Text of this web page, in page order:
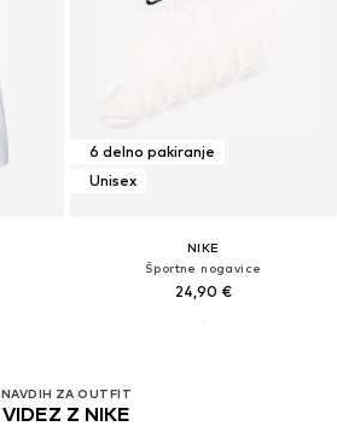
6 delno pakiranje
Unisex
NIKE
Športne nogavice
24,90 €
NAVDIH ZA OUTFIT
VIDEZ Z NIKE